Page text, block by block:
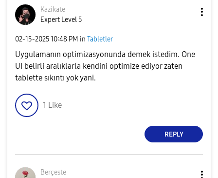
Kazikate
Expert Level 5
‎02-15-202510:48 PM in Tabletler
Uygulamanın optimizasyonunda demek istedim. One
UI belirli aralıklarla kendini optimize ediyor zaten
tablette sıkıntı yok yani.
1 Like
REPLY
Berçeste